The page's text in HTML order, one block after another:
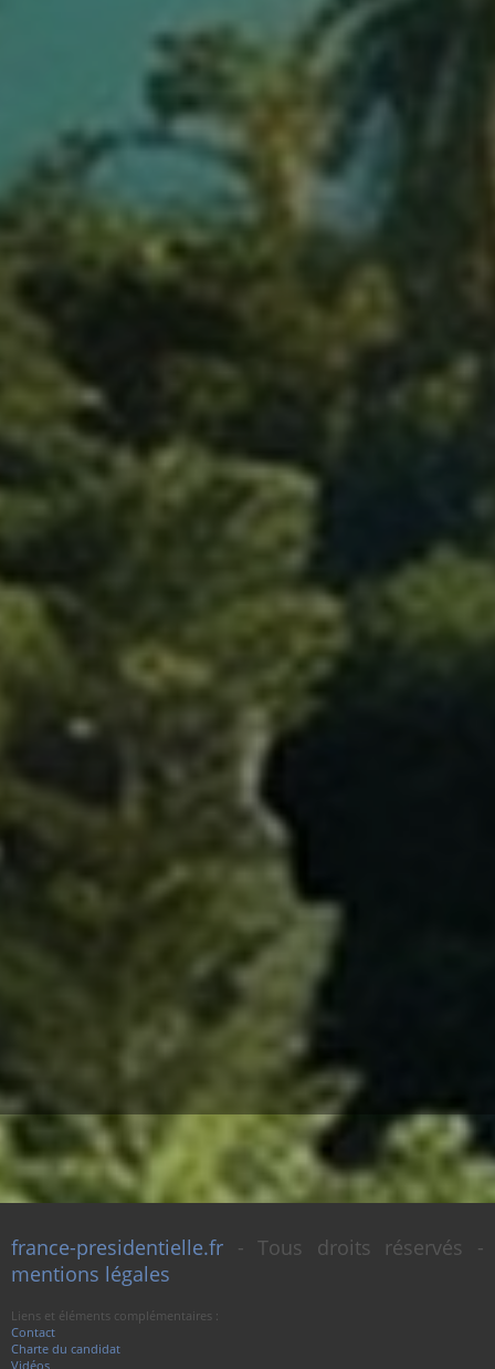
france-presidentielle.fr - Tous droits réservés -
mentions légales
Liens et éléments complémentaires :
Contact
Charte du candidat
Vidéos